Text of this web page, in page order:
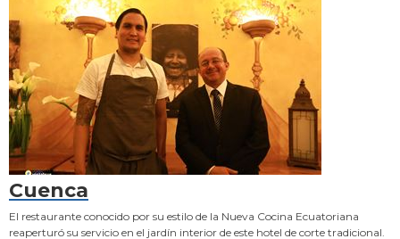
Cuenca
El restaurante conocido por su estilo de la Nueva Cocina Ecuatoriana
reaperturó su servicio en el jardín interior de este hotel de corte tradicional.